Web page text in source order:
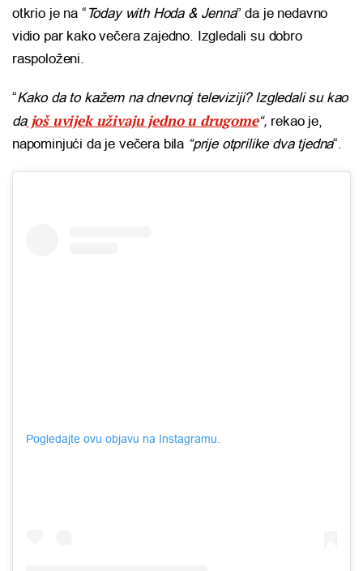
otkrio je na “ Today with Hoda & Jenna” da je nedavno
vidio par kako večera zajedno. Izgledali su dobro
raspoloženi.
“Kako da to kažem na dnevnoj televiziji? Izgledali su kao
dajoš uvijek uživaju jedno u drugome“, rekao je,
napominjući da je večera bila “prije otprilike dva tjedna“.
Pogledajte ovu objavu na Instagramu.